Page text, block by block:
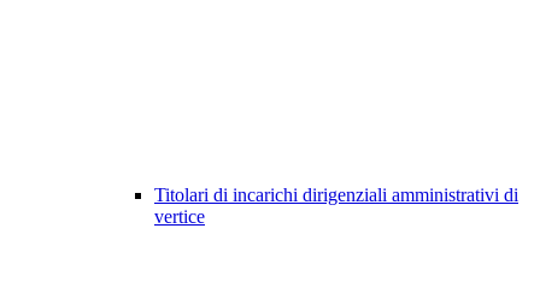
Titolari di incarichi dirigenziali amministrativi di
vertice